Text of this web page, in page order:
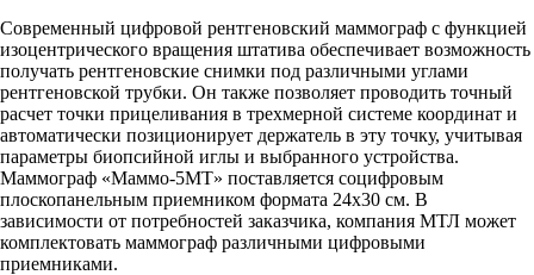
Современный цифровой рентгеновский маммограф с функцией
изоцентрического вращения штатива обеспечивает возможность
получать рентгеновские снимки под различными углами
рентгеновской трубки. Он также позволяет проводить точный
расчет точки прицеливания в трехмерной системе координат и
автоматически позиционирует держатель в эту точку, учитывая
параметры биопсийной иглы и выбранного устройства.
Маммограф «Маммо-5МТ» поставляется социфровым
плоскопанельным приемником формата 24х30 см. В
зависимости от потребностей заказчика, компания МТЛ может
комплектовать маммограф различными цифровыми
приемниками.